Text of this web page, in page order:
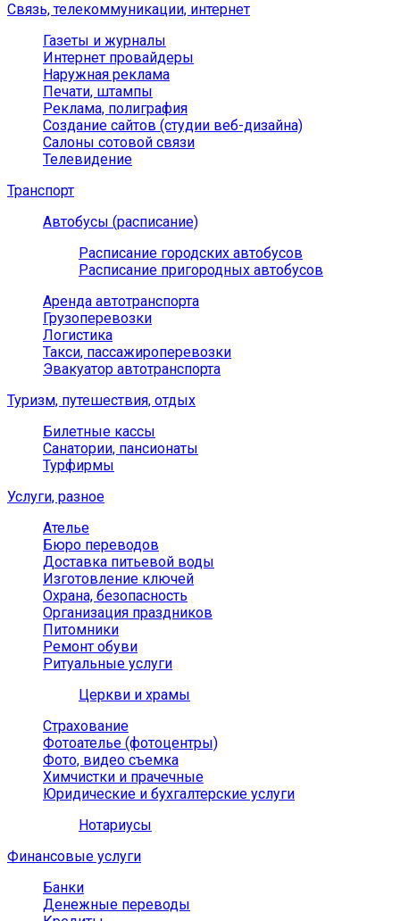
Связь, телекоммуникации, интернет
Газеты и журналы
Интернет провайдеры
Наружная реклама
Печати, штампы
Реклама, полиграфия
Создание сайтов (студии веб-дизайна)
Салоны сотовой связи
Телевидение
Транспорт
Автобусы (расписание)
Расписание городских автобусов
Расписание пригородных автобусов
Аренда автотранспорта
Грузоперевозки
Логистика
Такси, пассажироперевозки
Эвакуатор автотранспорта
Туризм, путешествия, отдых
Билетные кассы
Санатории, пансионаты
Турфирмы
Услуги, разное
Ателье
Бюро переводов
Доставка питьевой воды
Изготовление ключей
Охрана, безопасность
Организация праздников
Питомники
Ремонт обуви
Ритуальные услуги
Церкви и храмы
Страхование
Фотоателье (фотоцентры)
Фото, видео съемка
Химчистки и прачечные
Юридические и бухгалтерские услуги
Нотариусы
Финансовые услуги
Банки
Денежные переводы